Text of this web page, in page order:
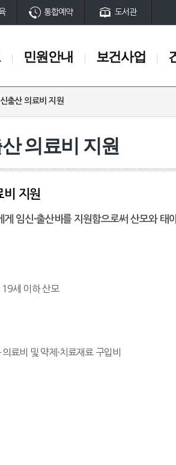
통합예약 도서관
민원안내
내
보건사업
영양플러스
모자보건
지역사회건강조사
정신건강사업
출산 의료비 지원
의료비 지원
지원
임신·출산비를 지원함으로써 산모와 태
세 이하 산모
료비 및 약제·치료재료 구입비